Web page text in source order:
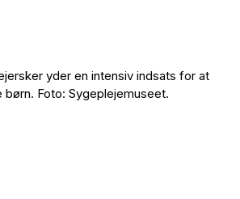
yder en intensiv indsats for at
Foto: Sygeplejemuseet.